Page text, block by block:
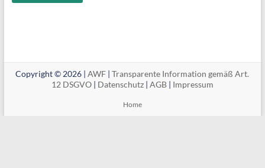
Copyright © 2026 |AWF |Transparente Information gemäß Art.
12 DSGVO| Datenschutz| AGB| Impressum
Home